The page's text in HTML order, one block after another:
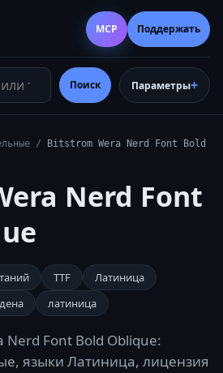
тег
Поиск Параметры
MCP Поддержать
/
Bitstrom Wera Nerd Font Bold
Nerd Font
TTF
Латиница
латиница
Font Bold Oblique:
языки Латиница, лицензия